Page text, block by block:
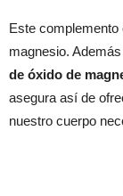
Este complemento
magnesio.
de óxido de
asegura así de
nuestro cuerpo